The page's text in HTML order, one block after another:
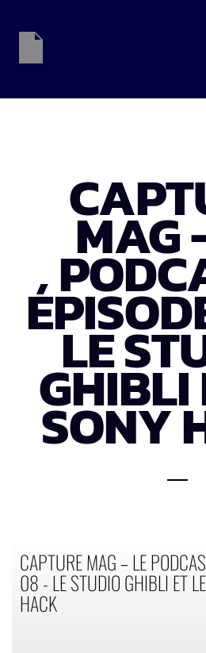
MAG
LE
GHIBLI
SONY
CAPTURE MAG – LE
08 - LE STUDIO GHIBLI ET
HACK